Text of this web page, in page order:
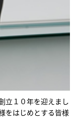
立１０年を迎えまし
をはじめとする皆様